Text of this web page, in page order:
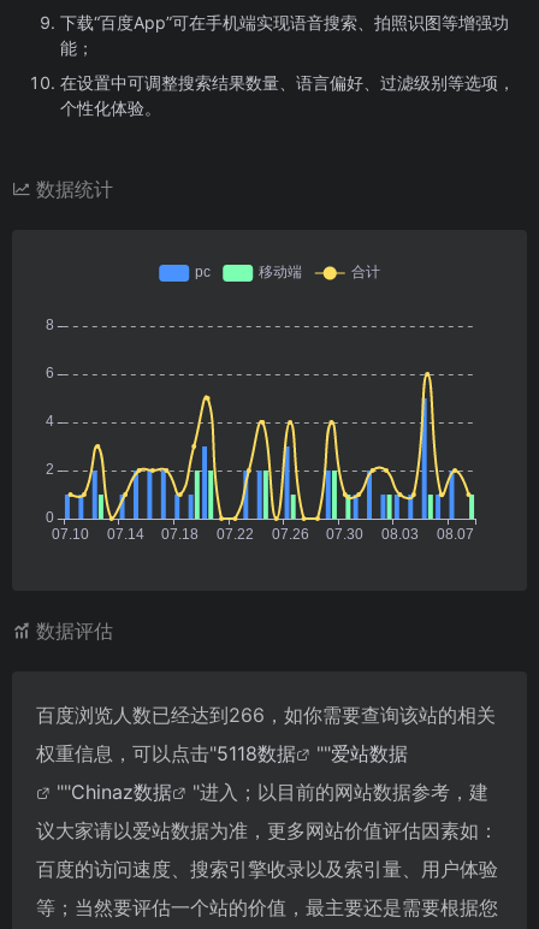
下载“百度App”可在手机端实现语音搜索、拍照识图等增强功
能；
在设置中可调整搜索结果数量、语言偏好、过滤级别等选项，
个性化体验。
数据统计
数据评估
百度浏览人数已经达到266，如你需要查询该站的相关
权重信息，可以点击"5118数据 ""爱站数据
""Chinaz数据
"进入；以目前的网站数据参考，建
议大家请以爱站数据为准，更多网站价值评估因素如：
百度的访问速度、搜索引擎收录以及索引量、用户体验
等；当然要评估一个站的价值，最主要还是需要根据您